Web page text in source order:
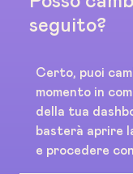
seguito?
Certo, puoi
momento in
della tua
basterà aprire
e procedere